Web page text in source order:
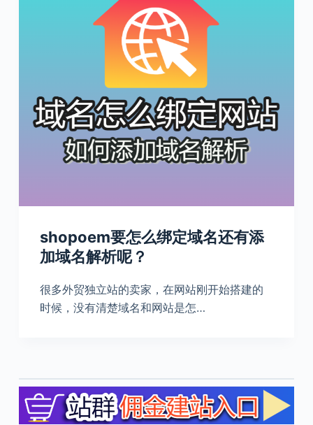
shopoem要怎么绑定域名还有添
加域名解析呢？
很多外贸独立站的卖家，在网站刚开始搭建的
时候，没有清楚域名和网站是怎…